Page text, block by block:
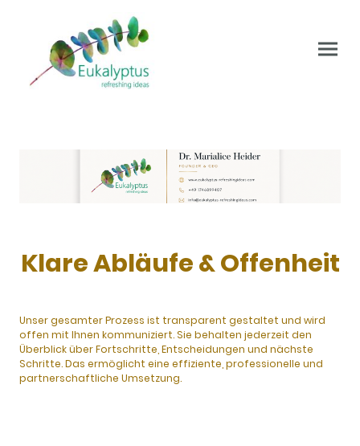
Klare Abläufe & Offenheit
Unser gesamter Prozess ist transparent gestaltet und wird
offen mit Ihnen kommuniziert. Sie behalten jederzeit den
Überblick über Fortschritte, Entscheidungen und nächste
Schritte. Das ermöglicht eine effiziente, professionelle und
partnerschaftliche Umsetzung.